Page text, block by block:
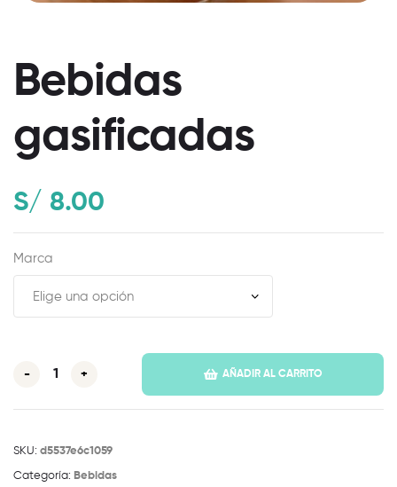
Bebidas
gasificadas
S/ 8.00
Marca
- + AÑADIR AL CARRITO
SKU: d5537e6c1059
Categoría: Bebidas